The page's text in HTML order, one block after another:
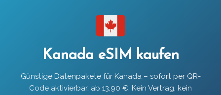
Kanada eSIM kaufen
Günstige Datenpakete für Kanada – sofort per QR-
Code aktivierbar, ab 13,90 €. Kein Vertrag, kein